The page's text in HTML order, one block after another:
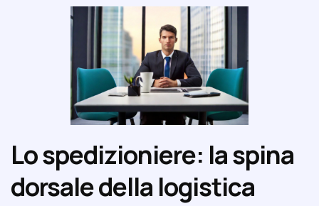
Lo spedizioniere: la spina
dorsale della logistica